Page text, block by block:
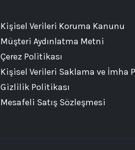
Kişisel Verileri Koruma Kanunu
Müşteri Aydınlatma Metni
Çerez Politikası
Kişisel Verileri Saklama ve İmha
Gizlilik Politikası
Mesafeli Satış Sözleşmesi